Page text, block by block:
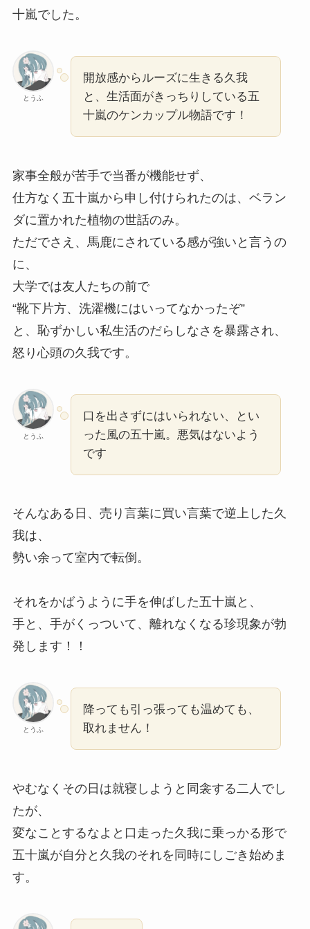
十嵐でした。
とうふ
開放感からルーズに生きる久我
と、生活面がきっちりしている五
十嵐のケンカップル物語です！
家事全般が苦手で当番が機能せず、
仕方なく五十嵐から申し付けられたのは、ベラン
ダに置かれた植物の世話のみ。
ただでさえ、馬鹿にされている感が強いと言うの
に、
大学では友人たちの前で
“靴下片方、洗濯機にはいってなかったぞ”
と、恥ずかしい私生活のだらしなさを暴露され、
怒り心頭の久我です。
とうふ
口を出さずにはいられない、とい
った風の五十嵐。悪気はないよう
です
そんなある日、売り言葉に買い言葉で逆上した久
我は、
勢い余って室内で転倒。
それをかばうように手を伸ばした五十嵐と、
手と、手がくっついて、離れなくなる珍現象が勃
発します！！
とうふ
降っても引っ張っても温めても、
取れません！
やむなくその日は就寝しようと同衾する二人でし
たが、
変なことするなよと口走った久我に乗っかる形で
五十嵐が自分と久我のそれを同時にしごき始めま
す。